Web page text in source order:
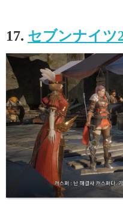
17. セブンナイツ